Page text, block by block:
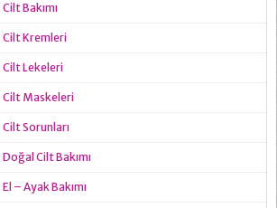
Cilt Bakımı
Cilt Kremleri
Cilt Lekeleri
Cilt Maskeleri
Cilt Sorunları
Doğal Cilt Bakımı
El – Ayak Bakımı